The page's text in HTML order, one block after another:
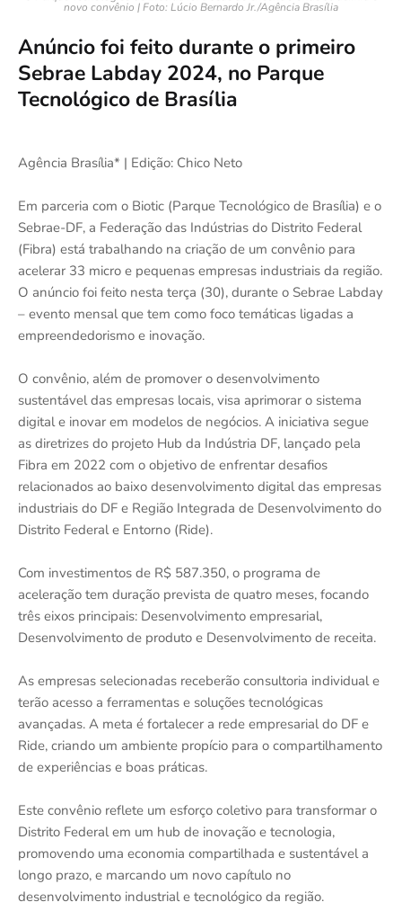
novo convênio | Foto: Lúcio Bernardo Jr./Agência Brasília
Anúncio foi feito durante o primeiro
Sebrae Labday 2024, no Parque
Tecnológico de Brasília
Agência Brasília* | Edição: Chico Neto
Em parceria com o Biotic (Parque Tecnológico de Brasília) e o
Sebrae-DF, a Federação das Indústrias do Distrito Federal
(Fibra) está trabalhando na criação de um convênio para
acelerar 33 micro e pequenas empresas industriais da região.
O anúncio foi feito nesta terça (30), durante o Sebrae Labday
– evento mensal que tem como foco temáticas ligadas a
empreendedorismo e inovação.
O convênio, além de promover o desenvolvimento
sustentável das empresas locais, visa aprimorar o sistema
digital e inovar em modelos de negócios. A iniciativa segue
as diretrizes do projeto Hub da Indústria DF, lançado pela
Fibra em 2022 com o objetivo de enfrentar desafios
relacionados ao baixo desenvolvimento digital das empresas
industriais do DF e Região Integrada de Desenvolvimento do
Distrito Federal e Entorno (Ride).
Com investimentos de R$ 587.350, o programa de
aceleração tem duração prevista de quatro meses, focando
três eixos principais: Desenvolvimento empresarial,
Desenvolvimento de produto e Desenvolvimento de receita.
As empresas selecionadas receberão consultoria individual e
terão acesso a ferramentas e soluções tecnológicas
avançadas. A meta é fortalecer a rede empresarial do DF e
Ride, criando um ambiente propício para o compartilhamento
de experiências e boas práticas.
Este convênio reflete um esforço coletivo para transformar o
Distrito Federal em um hub de inovação e tecnologia,
promovendo uma economia compartilhada e sustentável a
longo prazo, e marcando um novo capítulo no
desenvolvimento industrial e tecnológico da região.